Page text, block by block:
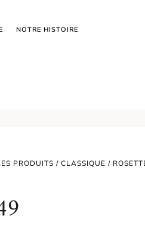
NOTRE HISTOIRE
PRODUITS /CLASSIQUE /